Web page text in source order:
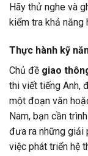
Hãy thử nghe và
kiểm tra khả năng
Thực hành kỹ
Chủ đề giao
thi viết tiếng Anh,
một đoạn văn
Nam, bạn cần
đưa ra những giải
việc phát triển hệ